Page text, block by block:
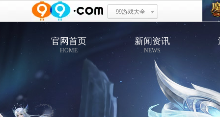
99游戏大全
官网首页
HOME
新闻资讯
NEWS